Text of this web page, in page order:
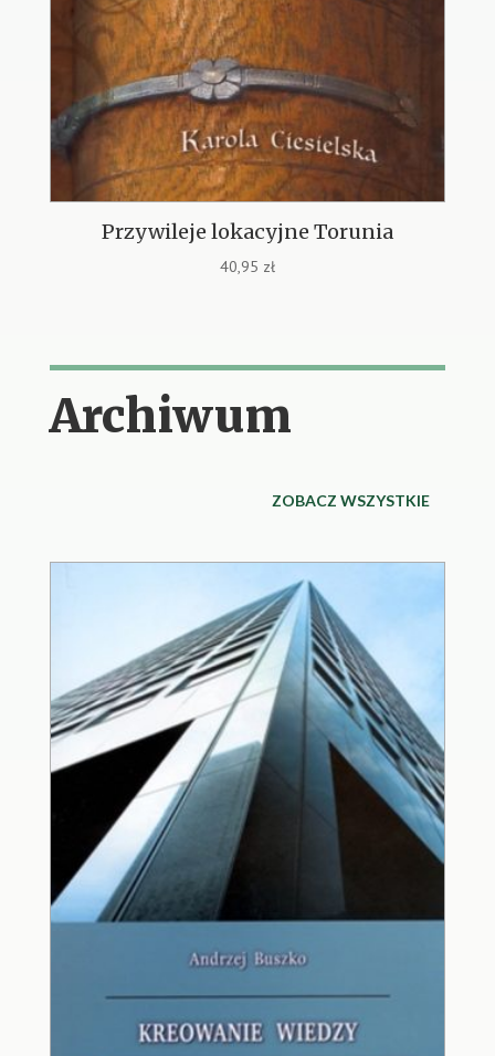
Przywileje lokacyjne Torunia
40,95 zł
Archiwum
ZOBACZ WSZYSTKIE